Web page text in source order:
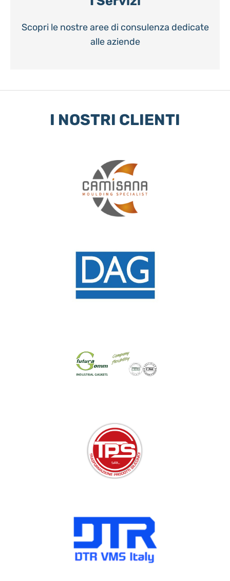
Scopri le nostre aree di consulenza dedicate
alle aziende
I NOSTRI CLIENTI